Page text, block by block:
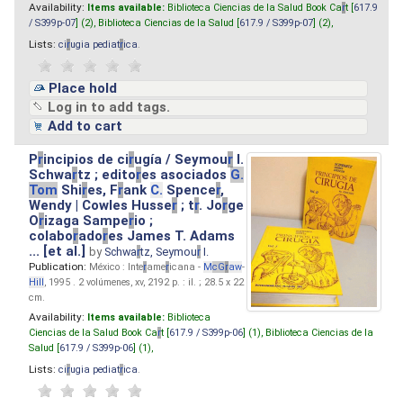
Availability: Items available: Biblioteca Ciencias de la Salud Book Cart [ 617.9
/ S399p-07 ] (2), Biblioteca Ciencias de la Salud [ 617.9 / S399p-07 ] (2),
Lists: cirugia pediatrica
Place hold
Log in to add tags.
Add to cart
Principios de cirugía / Seymour I.
Schwartz ; editores asociados G.
Tom Shires, Frank C. Spencer,
Wendy | Cowles Husser ; tr. Jorge
Orizaga Samperio ;
colaboradores James T. Adams
... [et al.]by Schwartz, Seymour I.
Publication: México : Interamericana - McGraw-
Hill, 1995 . 2 volúmenes, xv, 2192 p. : il. ; 28.5 x 22
cm.
Availability: Items available: Biblioteca
Ciencias de la Salud Book Cart [ 617.9 / S399p-06 ] (1), Biblioteca Ciencias de la
Salud [ 617.9 / S399p-06 ] (1),
Lists: cirugia pediatrica